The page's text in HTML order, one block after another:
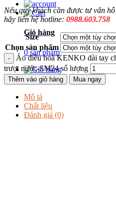
Giỏ hàng
0 sản phẩm
Nếu quý khách cần được tư vấn
hãy liên hệ hotline: 0988.603.758
Size
Chọn sản phẩm
Áo điều hoà KENKO dài tay
trượt nước-SM24 số lượng
Thêm vào giỏ hàng Mua ngay
Mô tả
Chất liệu
Đánh giá (0)